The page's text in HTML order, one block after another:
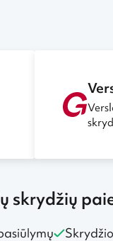
skrydžių